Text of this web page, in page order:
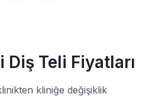
Teli Fiyatları
kliniğe değişiklik